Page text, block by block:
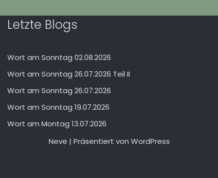
Letzte Blogs
Wort am Sonntag 02.08.2026
Wort am Sonntag 26.07.2026 Teil II
Wort am Sonntag 26.07.2026
Wort am Sonntag 19.07.2026
Wort am Montag 13.07.2026
Neve | Präsentiert von WordPress